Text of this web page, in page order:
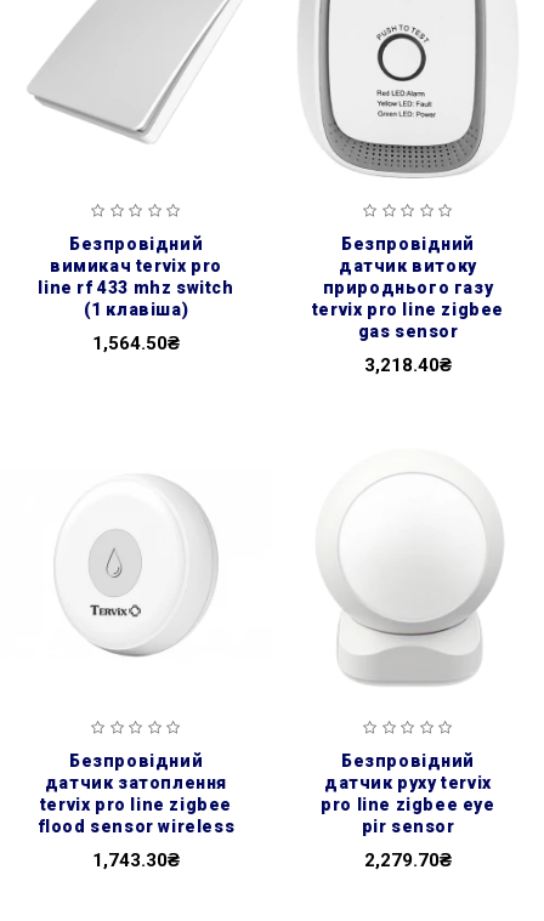
безпровідний
вимикач tervix pro
line rf 433 mhz switch
(1 клавіша)
1,564.50₴
безпровідний
датчик витоку
природнього газу
tervix pro line zigbee
gas sensor
3,218.40₴
безпровідний
датчик затоплення
tervix pro line zigbee
flood sensor wireless
1,743.30₴
безпровідний
датчик руху tervix
pro line zigbee eye
pir sensor
2,279.70₴